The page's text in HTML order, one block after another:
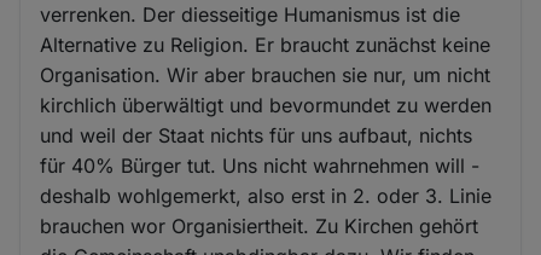
verrenken. Der diesseitige Humanismus ist die
Alternative zu Religion. Er braucht zunächst keine
Organisation. Wir aber brauchen sie nur, um nicht
kirchlich überwältigt und bevormundet zu werden
und weil der Staat nichts für uns aufbaut, nichts
für 40% Bürger tut. Uns nicht wahrnehmen will -
deshalb wohlgemerkt, also erst in 2. oder 3. Linie
brauchen wor Organisiertheit. Zu Kirchen gehört